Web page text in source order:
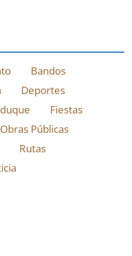
Bandos
Deportes
Fiestas
Obras Públicas
Rutas